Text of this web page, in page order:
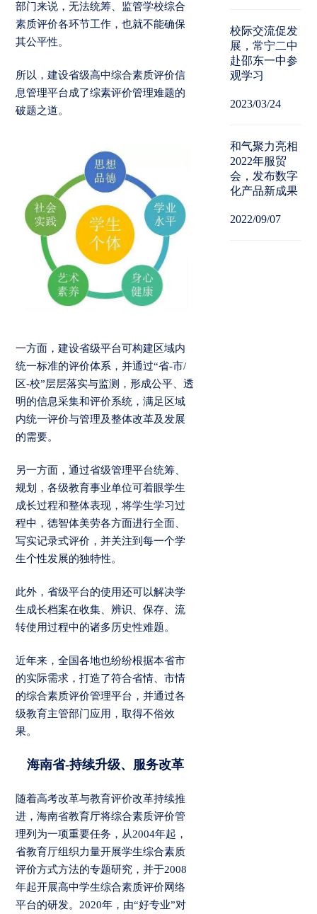
部门来说，无法统筹、监管学校综合
素质评价各环节工作，也就不能确保
其公平性。
所以，建设省级高中综合素质评价信
息管理平台成了综素评价管理难题的
破题之道。
一方面，建设省级平台可构建区域内
统一标准的评价体系，并通过“省-市/
区-校”层层落实与监测，形成公平、透
明的信息采集和评价系统，满足区域
内统一评价与管理及整体改革及发展
的需要。
另一方面，通过省级管理平台统筹、
规划，各级教育事业单位可着眼学生
成长过程和整体表现，将学生学习过
程中，德智体美劳各方面进行全面、
写实记录式评价，并关注到每一个学
生个性发展的独特性。
此外，省级平台的使用还可以解决学
生成长档案在收集、辨识、保存、流
转使用过程中的诸多历史性难题。
近年来，全国各地也纷纷根据本省市
的实际需求，打造了符合省情、市情
的综合素质评价管理平台，并通过各
级教育主管部门应用，取得不俗效
果。
海南省-持续升级、服务改革
随着高考改革与教育评价改革持续推
进，海南省教育厅将综合素质评价管
理列为一项重要任务，从2004年起，
省教育厅组织力量开展学生综合素质
评价方式方法的专题研究，并于2008
年起开展高中学生综合素质评价网络
平台的研发。2020年，由“好专业”对
校际交流促发
展，常宁二中
赴邵东一中参
观学习
2023/03/24
和气聚力亮相
2022年服贸
会，发布数字
化产品新成果
2022/09/07